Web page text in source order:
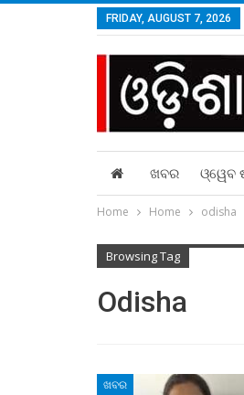
FRIDAY, AUGUST 7, 2026
ଖବର ଓ୍ୱେବ
Home Home odisha
Browsing Tag
Odisha
ଖବର